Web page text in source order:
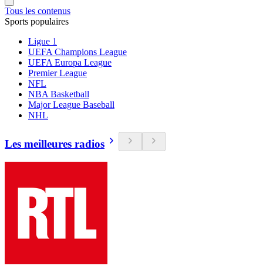
Tous les contenus
Sports populaires
Ligue 1
UEFA Champions League
UEFA Europa League
Premier League
NFL
NBA Basketball
Major League Baseball
NHL
Les meilleures radios